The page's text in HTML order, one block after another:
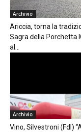
Archivio
Ariccia, torna la
Sagra della Porchetta
al...
Archivio
Vino, Silvestroni (FdI)